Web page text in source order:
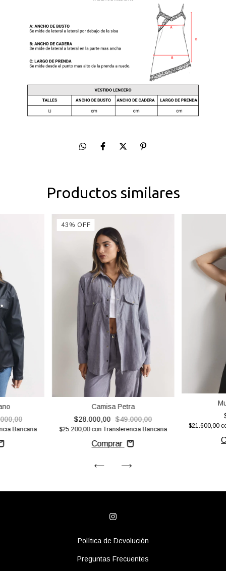
Productos similares
Bancaria
43 % OFF
Camisa Petra
$28.000,00 $49.000,00
$25.200,00 con Transferencia Bancaria
Comprar
$21.600,00
Política de Devolución
Preguntas Frecuentes